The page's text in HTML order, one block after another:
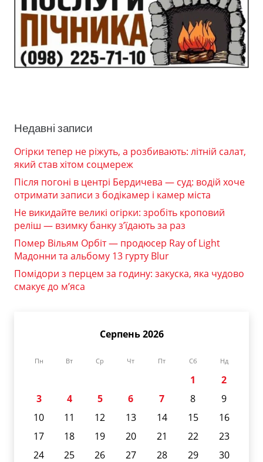
Недавні записи
Огірки тепер не ріжуть, а розбивають: літній салат,
який став хітом соцмереж
Після погоні в центрі Бердичева — суд: водій хоче
отримати записи з бодікамер і камер міста
Не викидайте великі огірки: зробіть кроповий
реліш — взимку банку з’їдають за раз
Помер Вільям Орбіт — продюсер Ray of Light
Мадонни та альбому 13 гурту Blur
Помідори з перцем за годину: закуска, яка чудово
смакує до м’яса
Серпень 2026
Пн Вт Ср Чт Пт Сб Нд
1
2
3
4 5 6 7 8
9
10
11 12 13 14 15
16
17
18 19 20 21 22
23
24
25 26 27 28 29
30